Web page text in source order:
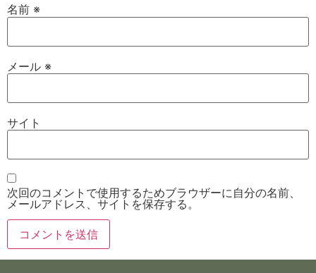
名前 ※
メール ※
サイト
次回のコメントで使用するためブラウザーに自分の名前、
メールアドレス、サイトを保存する。